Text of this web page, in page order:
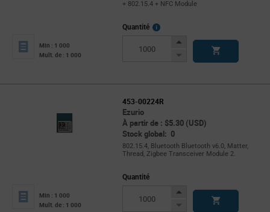
+ 802.15.4 + NFC Module
Min : 1 000
Mult. de : 1 000
Quantité
More
Increase
Decrease
453-00224R
Ezurio
À partir de : $5.30 (USD)
Stock global: 0
802.15.4, Bluetooth Bluetooth v6.0, Matter,
Thread, Zigbee Transceiver Module 2.
Min : 1 000
Mult. de : 1 000
Quantité
Increase
Decrease